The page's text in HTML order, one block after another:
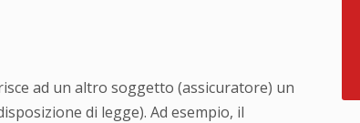
ad un altro soggetto (assicuratore) un
di legge). Ad esempio, il